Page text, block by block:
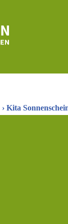
› Kita